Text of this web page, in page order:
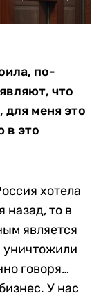
по-
что
для меня это
в это
хотела
назад, то в
является
уничтожили
говоря…
У нас